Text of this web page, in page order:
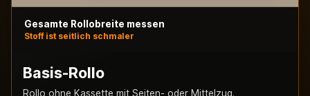
Gesamte Rollobreite messen
Stoff ist seitlich schmaler
Basis-Rollo
Rollo ohne Kassette mit Seiten- oder Mittelzug.